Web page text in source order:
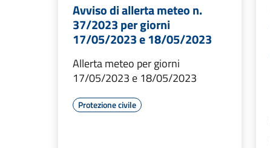
Avviso di allerta meteo n.
37/2023 per giorni
17/05/2023 e 18/05/2023
Allerta meteo per giorni
17/05/2023 e 18/05/2023
Protezione civile